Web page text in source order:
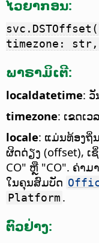
ໄວຍາກອນ:
timezone:
ພາຣາມິເຕີ:
localdatetime:
timezone: ເຂດເ
locale: ແມ່ນທ້ອງຖິ່
ຜິດດ່ຽງ (offset), ເ
CO" ຫຼື "CO". ຄ່າ
ໃນຄຸນສົມບັດ
Platform .
ຕົວຢ່າງ: